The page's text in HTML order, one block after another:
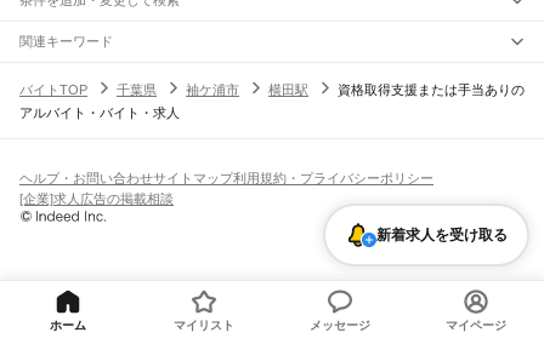
市区町村を追加・変更
千葉県すべて
千葉市 すべて
旭市習志野市柏市勝浦市市原市流山市八千代市我孫子市鴨川市鎌ケ谷市
君津市富津市浦安市 印西市白井市富里市南房総市
匝瑳市香取市 印旛郡 香取郡山武郡 長生郡夷隅郡
駅を追加・変更
JR中央・総武線
市川駅本八幡駅下総中山駅 津田沼駅幕張本郷駅幕張駅
新検見川駅
南酒々井駅
日向駅 横芝駅飯倉駅 干潟駅
飯岡駅倉橋駅 松岸駅銚子駅
職種を追加・変更
飲食・フードサービスすべて
ホールスタッフキッチンスタッフ
パン屋（ベーカリー）
バー（BAR）・バーテンダー
飲食店（店長・マネージャー）
営業テレフォンアポインター（テレアポ） ルートセールス
フードカウンター販売員
アパレル
家電量販店・携帯販売（携帯ショップ）
販売店（店長・マネージャー） その他販売
人気
日払いOK高校生歓迎 髪型・髪色自由
留学生・外国人活躍中
シフト
土日祝のみOK
平日のみOK週1日からOK 週2・3日からOK
週4日以上OK
雇用形態を追加・変更
派遣社員
業務委託
関連キーワード
バイトTOP
千葉県 袖ケ浦市 横田駅
資格取得支援または手当ありの
アルバイト・バイト・求人
新着求人を受け取る
ヘルプ・お問い合わせサイトマップ利用規約・プライバシーポリシー
[企業]求人広告の掲載相談
ホーム マイリスト メッセージ マイページ